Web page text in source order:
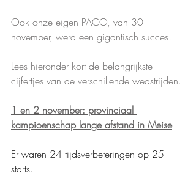
Ook onze eigen PACO, van 30
november, werd een gigantisch succes!
Lees hieronder kort de belangrijkste
cijfertjes van de verschillende wedstrijden.
1 en 2 november: provinciaal
kampioenschap lange afstand in Meise
Er waren 24 tijdsverbeteringen op 25
starts.